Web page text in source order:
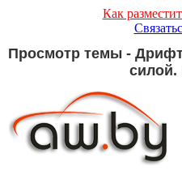
Как
Просмотр темы -